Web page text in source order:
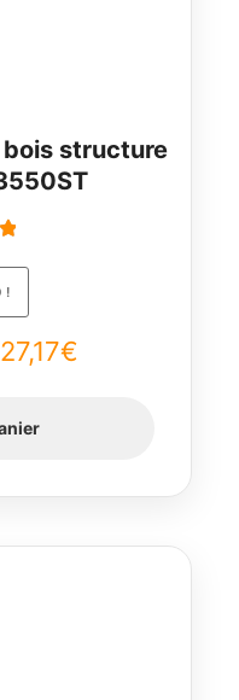
structure
!
€Le